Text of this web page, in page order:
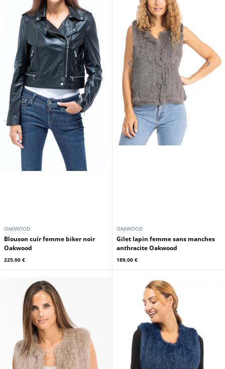
OAKWOOD
Blouson cuir femme biker noir
Oakwood
225,00 €
OAKWOOD
Gilet lapin femme sans manches
anthracite Oakwood
189,00 €